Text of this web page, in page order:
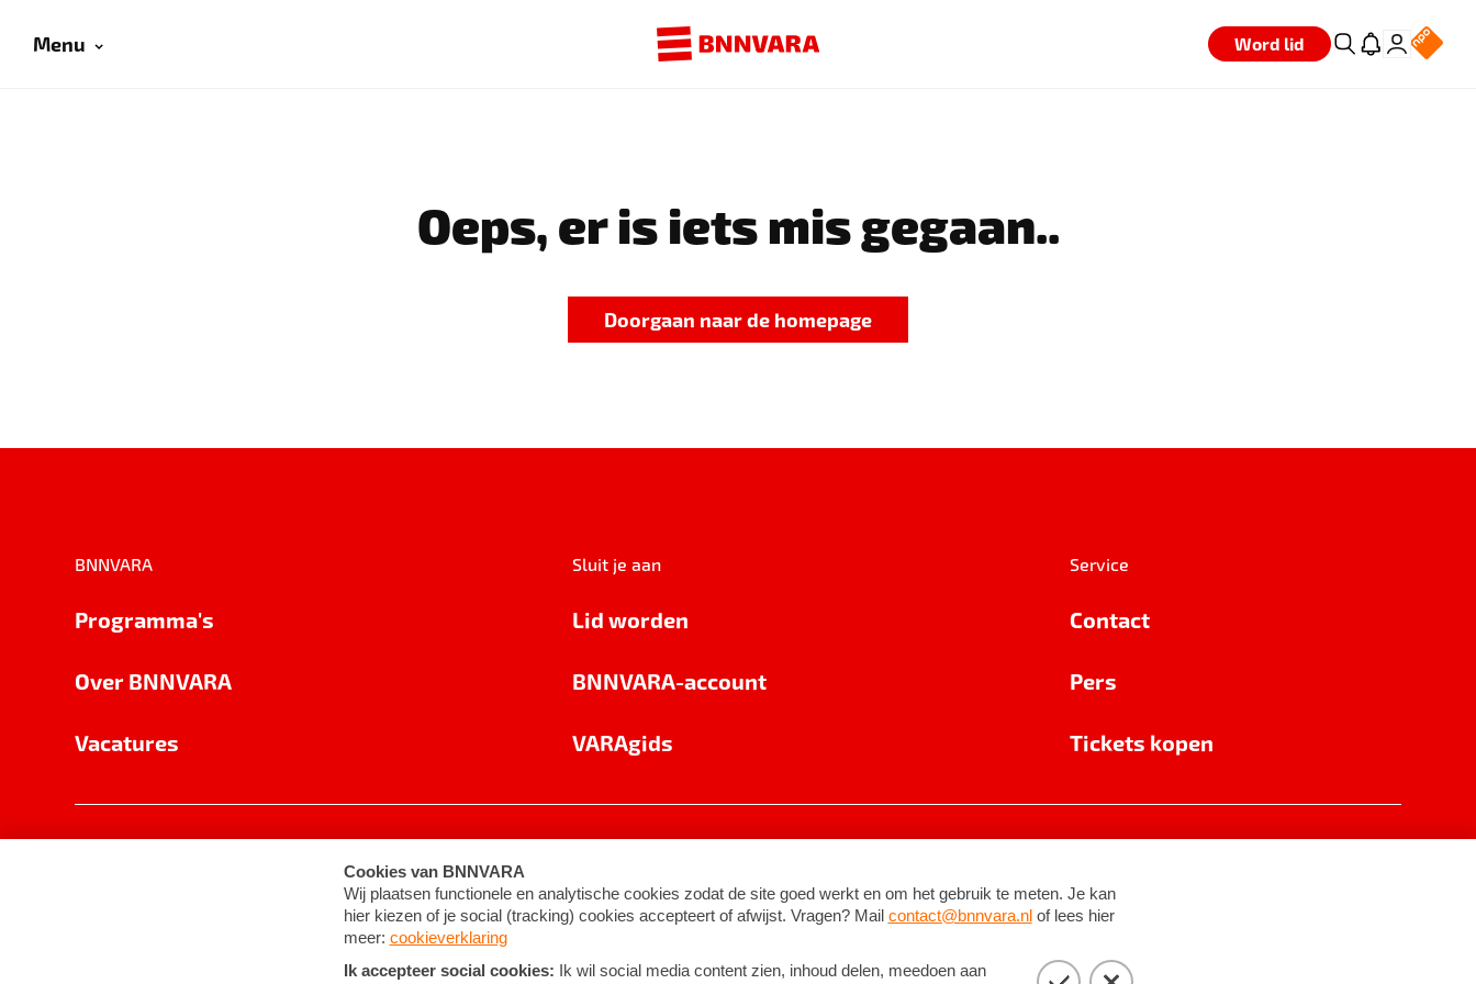
Menu Word lid
Oeps, er is iets mis gegaan..
Doorgaan naar de homepage
BNNVARA
Programma's
Over BNNVARA
Vacatures
Sluit je aan
Lid worden
BNNVARA-account
VARAgids
Service
Contact
Pers
Tickets kopen
Cookie-instellingen Algemene voorwaarden ©2026BNNVARA